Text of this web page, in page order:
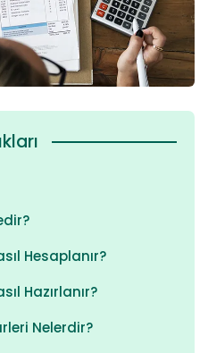
Hesaplanır?
Hazırlanır?
Nelerdir?